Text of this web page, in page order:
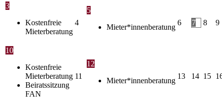
3
Kostenfreie
Mieterberatung
4
5
Mieter*innenberatung
6 7 8 9
10
Kostenfreie
Mieterberatung
Beiratssitzung
FAN
11
12
Mieter*innenberatung
13 14 15